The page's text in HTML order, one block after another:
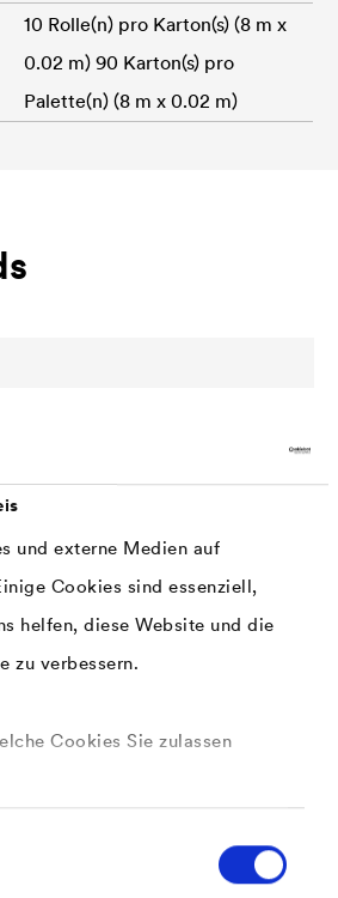
und externe Medien auf
Cookies sind essenziell,
helfen, diese Website und die
zu verbessern.
Cookies Sie zulassen
10 Rolle(n) pro Karton(s) (8 m x
0.02 m) 90 Karton(s) pro
Palette(n) (8 m x 0.02 m)
Klebeprogramm
DELTA -KOM-